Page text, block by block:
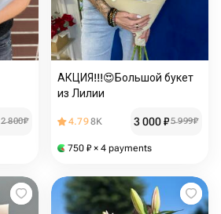
2 800₽
АКЦИЯ!!!😍Большой букет
из Лилии
4.798K 3 000₽5 999₽
750 ₽ × 4 payments